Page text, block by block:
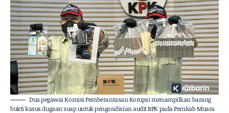
Dua pegawai Komisi Pemberantasan Korupsi menampilkan barang
bukti kasus dugaan suap untuk pengondisian audit BPK pada Pemkab Muara